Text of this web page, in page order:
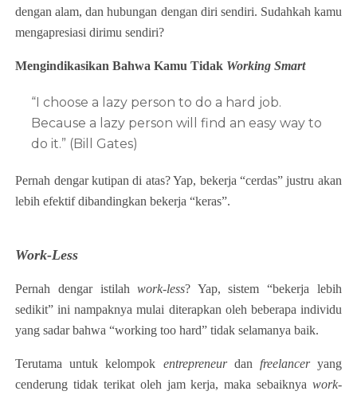
dengan alam, dan hubungan dengan diri sendiri. Sudahkah kamu
mengapresiasi dirimu sendiri?
Mengindikasikan Bahwa Kamu Tidak Working Smart
“I choose a lazy person to do a hard job.
Because a lazy person will find an easy way to
do it.” (Bill Gates)
Pernah dengar kutipan di atas? Yap, bekerja “cerdas” justru akan
lebih efektif dibandingkan bekerja “keras”.
Work-Less
Pernah dengar istilahwork-less? Yap, sistem “bekerja lebih
sedikit” ini nampaknya mulai diterapkan oleh beberapa individu
yang sadar bahwa “working too hard” tidak selamanya baik.
Terutama untuk kelompok entrepreneurdan freelanceryang
cenderung tidak terikat oleh jam kerja, maka sebaiknya work-